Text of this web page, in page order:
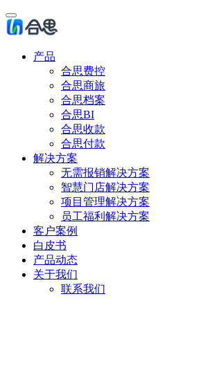
产品
合思费控
合思商旅
合思档案
合思BI
合思收款
合思付款
解决方案
无需报销解决方案
智慧门店解决方案
项目管理解决方案
员工福利解决方案
客户案例
白皮书
产品动态
关于我们
联系我们